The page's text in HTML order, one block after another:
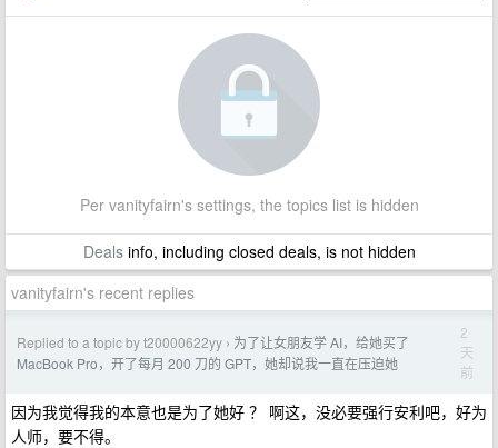
Per vanityfairn's settings, the topics list is hidden
Dealsinfo, including closed deals, is not hidden
vanityfairn's recent replies
Replied to a topic by t20000622yy › 为了让女朋友学 AI，给她买了
MacBook Pro，开了每月 200 刀的 GPT，她却说我一直在压迫她
2
天
前
因为我觉得我的本意也是为了她好 ？ 啊这，没必要强行安利吧，好为
人师，要不得。